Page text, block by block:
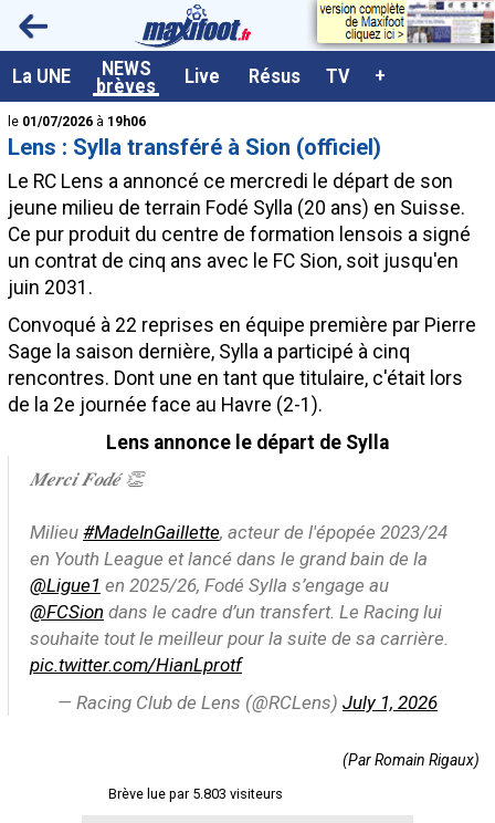
La UNE NEWS
brèves Live Résus TV +
<
le 01/07/2026 à 19h06
Lens : Sylla transféré à Sion (officiel)
Le RC Lens a annoncé ce mercredi le départ de son
jeune milieu de terrain Fodé Sylla (20 ans) en Suisse.
Ce pur produit du centre de formation lensois a signé
un contrat de cinq ans avec le FC Sion, soit jusqu'en
juin 2031.
Convoqué à 22 reprises en équipe première par Pierre
Sage la saison dernière, Sylla a participé à cinq
rencontres. Dont une en tant que titulaire, c'était lors
de la 2e journée face au Havre (2-1).
Lens annonce le départ de Sylla
𝑴𝒆𝒓𝒄𝒊 𝑭𝒐𝒅𝒆́ 👏
Milieu #MadeInGaillette, acteur de l'épopée 2023/24
en Youth League et lancé dans le grand bain de la
@Ligue1 en 2025/26, Fodé Sylla s’engage au
@FCSion dans le cadre d’un transfert. Le Racing lui
souhaite tout le meilleur pour la suite de sa carrière.
pic.twitter.com/HianLprotf
— Racing Club de Lens (@RCLens) July 1, 2026
(Par Romain Rigaux)
Brève lue par 5.803 visiteurs
A la UNE
Dernières brèves
Live / Matchs en direct
Résultats et Classements
Class. buteurs européens
Programme TV foot
Vidéos
Sondages
Tableau transferts L1
Taille de la police
Paramètrages / Options
Contact / Signaler un bug
Recrutement Maxifoot
Mentions légales
site web Maxifoot.fr